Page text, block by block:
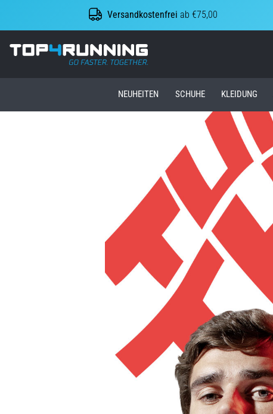
Versandkostenfrei ab €75,00
Top4Running.at
NEUHEITEN SCHUHE KLEIDUNG